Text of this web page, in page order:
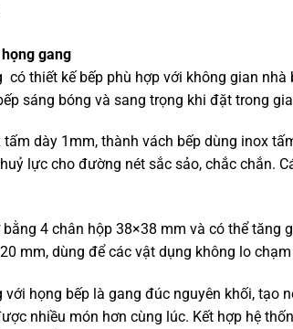
gang
có thiết kế bếp phù hợp với không gian
sáng bóng và sang trọng khi đặt trong
dày 1mm, thành vách bếp dùng inox
lực cho đường nét sắc sảo, chắc chắn.
4 chân hộp 38×38 mm và có thể tăng
mm, dùng để các vật dụng không lo
với họng bếp là gang đúc nguyên khối, tạo
nhiều món hơn cùng lúc. Kết hợp hệ